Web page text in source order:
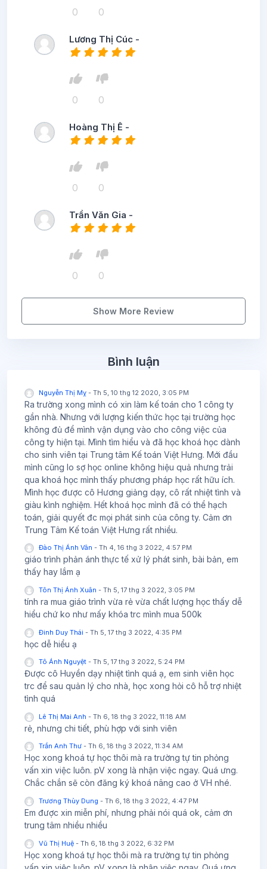
0 0
Lương Thị Cúc -
0 0
Hoàng Thị Ê -
0 0
Trần Văn Gia -
0 0
Show More Review
Bình luận
Nguyễn Thị Mỵ -Th 5, 10 thg 12 2020, 3:05 PM
Ra trường xong mình có xin làm kế toán cho 1 công ty
gần nhà. Nhưng với lượng kiến thức học tại trường học
không đủ để mình vận dụng vào cho công việc của
công ty hiện tại. Mình tìm hiểu và đã học khoá học dành
cho sinh viên tại Trung tâm Kế toán Việt Hưng. Mới đầu
mình cũng lo sợ học online không hiệu quả nhưng trải
qua khoá học mình thấy phương pháp học rất hữu ích.
Mình học được cô Hương giảng dạy, cô rất nhiệt tình và
giàu kình nghiệm. Hết khoá học mình đã có thể hạch
toán, giải quyết đc mọi phát sinh của công ty. Cảm ơn
Trung Tâm Kế toán Việt Hưng rất nhiều.
Đào Thị Ánh Vân -Th 4, 16 thg 3 2022, 4:57 PM
giáo trình phản ánh thực tế xử lý phát sinh, bài bản, em
thấy hay lắm ạ
Tôn Thị Ánh Xuân -Th 5, 17 thg 3 2022, 3:05 PM
tính ra mua giáo trình vừa rẻ vừa chất lượng học thấy dễ
hiểu chứ ko như mấy khóa trc mình mua 500k
Đinh Duy Thái -Th 5, 17 thg 3 2022, 4:35 PM
học dễ hiểu ạ
Tô Ánh Nguyệt -Th 5, 17 thg 3 2022, 5:24 PM
Được cô Huyền dạy nhiệt tình quá ạ, em sinh viên học
trc để sau quản lý cho nhà, học xong hỏi cô hỗ trợ nhiệt
tình quá
Lê Thị Mai Anh -Th 6, 18 thg 3 2022, 11:18 AM
rẻ, nhưng chi tiết, phù hợp với sinh viên
Trần Anh Thư -Th 6, 18 thg 3 2022, 11:34 AM
Học xong khoá tự học thôi mà ra trường tự tin phỏng
vấn xin việc luôn. pV xong là nhận việc ngay. Quá ưng.
Chắc chắn sẽ còn đăng ký khoá nâng cao ở VH nhé.
Trương Thùy Dung -Th 6, 18 thg 3 2022, 4:47 PM
Em được xin miễn phí, nhưng phải nói quá ok, cảm ơn
trung tâm nhiều nhiều
Vũ Thị Huệ -Th 6, 18 thg 3 2022, 6:32 PM
Học xong khoá tự học thôi mà ra trường tự tin phỏng